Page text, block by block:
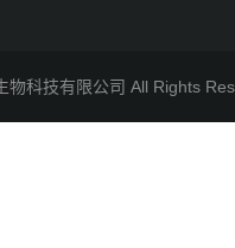
物科技有限公司 All Rights